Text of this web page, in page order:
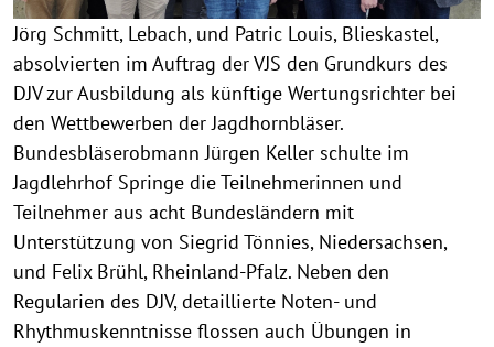
Jörg Schmitt, Lebach, und Patric Louis, Blieskastel,
absolvierten im Auftrag der VJS den Grundkurs des
DJV zur Ausbildung als künftige Wertungsrichter bei
den Wettbewerben der Jagdhornbläser.
Bundesbläserobmann Jürgen Keller schulte im
Jagdlehrhof Springe die Teilnehmerinnen und
Teilnehmer aus acht Bundesländern mit
Unterstützung von Siegrid Tönnies, Niedersachsen,
und Felix Brühl, Rheinland-Pfalz. Neben den
Regularien des DJV, detaillierte Noten- und
Rhythmuskenntnisse flossen auch Übungen in